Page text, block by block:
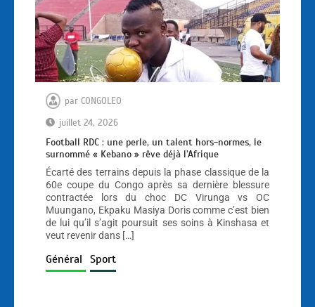
par CONGOLEO
juillet 24, 2026
Football RDC : une perle, un talent hors-normes, le
surnommé « Kebano » rêve déjà l’Afrique
Écarté des terrains depuis la phase classique de la
60e coupe du Congo après sa dernière blessure
contractée lors du choc DC Virunga vs OC
Muungano, Ekpaku Masiya Doris comme c’est bien
de lui qu’il s’agit poursuit ses soins à Kinshasa et
veut revenir dans […]
Général Sport